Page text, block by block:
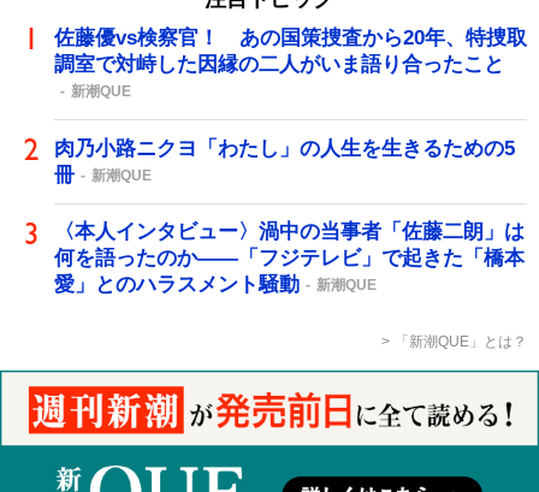
佐藤優vs検察官！ あの国策捜査から20年、特捜取
調室で対峙した因縁の二人がいま語り合ったこと
新潮QUE
肉乃小路ニクヨ「わたし」の人生を生きるための5
冊
新潮QUE
〈本人インタビュー〉渦中の当事者「佐藤二朗」は
何を語ったのか――「フジテレビ」で起きた「橋本
愛」とのハラスメント騒動
新潮QUE
「新潮QUE」とは？